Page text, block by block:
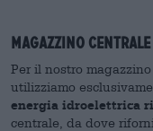
Magazzino
Per il nostro
utilizziamo
energia idroelettrica
centrale, da dove